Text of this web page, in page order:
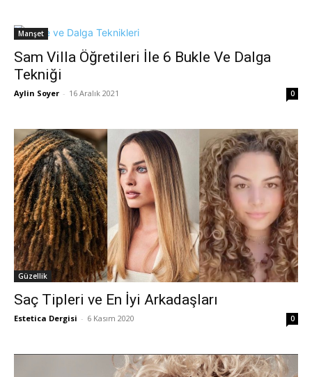
Manşet
Sam Villa Öğretileri İle 6 Bukle Ve Dalga
Tekniği
Aylin Soyer - 16 Aralık 2021 0
Güzellik
Saç Tipleri ve En İyi Arkadaşları
Estetica Dergisi - 6 Kasım 2020 0